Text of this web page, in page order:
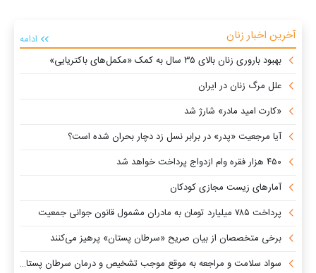
آخرین اخبار زنان
ادامه
بهبود باروری زنان بالای ۳۵ سال به کمک «مکمل‌های باکتریایی»
علل مرگ زنان در ایران
«کارت امید مادر» شارژ شد
آیا مرجعیت «پدر» در برابر نسل زد دچار بحران شده است؟
۴۵۰ هزار فقره وام ازدواج پرداخت خواهد شد
آمارهای زیست مجازی کودکان
پرداخت ۷۸۵ میلیارد تومان به مادران مشمول قانون جوانی جمعیت
برخی متخصصان از بیان صریح «سرطان پستان» پرهیز می‌کنند
سواد سلامت و مراجعه به موقع موجب تشخیص و درمان سرطان پستان می شود